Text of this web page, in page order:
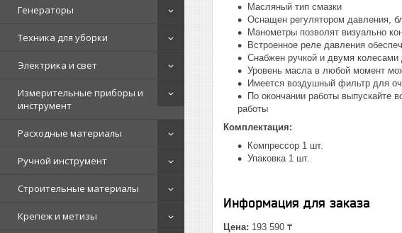
Генераторы
Техника для уборки
Электрика и свет
Измерительные приборы и
инструмент
Расходные материалы
Ручной инструмент
Строительные материалы
Крепеж и метизы
Масляный тип смазки
Оснащен регулятором давления,
Манометры позволят визуально
Встроенное реле давления
Снабжен ручкой и двумя колесами
Уровень масла в любой момент
Имеется воздушный фильтр для
По окончании работы выпускайте
работы
Комплектация:
Компрессор 1 шт.
Упаковка 1 шт.
Информация для заказа
Цена: 193 590 ₸